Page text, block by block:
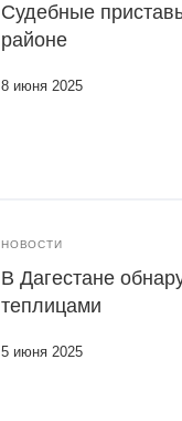
Судебные
районе
8 июня 2025
НОВОСТИ
В Дагестане
теплицами
5 июня 2025